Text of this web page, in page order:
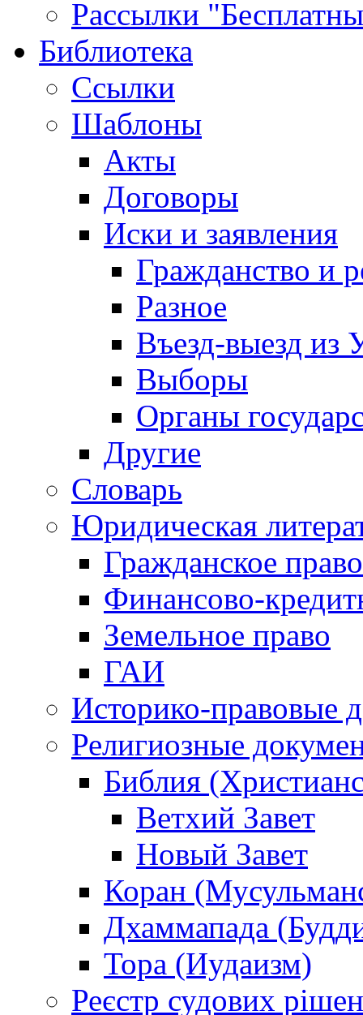
Рассылки
Библиотека
Ссылки
Шаблоны
Акты
Договоры
Иски и заявления
Гражданство и
Разное
Въезд-выезд из
Выборы
Органы
Другие
Словарь
Юридическая
Гражданское право
Финансово-
Земельное право
ГАИ
Историко-правовые
Религиозные
Библия
Ветхий Завет
Новый Завет
Коран
Дхаммапада
Тора (Иудаизм)
Реєстр судових